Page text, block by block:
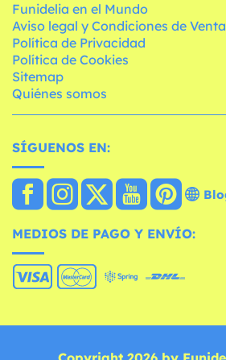
Funidelia en el Mundo
Aviso legal y Condiciones de Venta
Política de Privacidad
Política de Cookies
Sitemap
Quiénes somos
SÍGUENOS EN:
MEDIOS DE PAGO Y ENVÍO: